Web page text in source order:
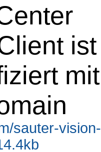
ist
mit
sauter-vision-